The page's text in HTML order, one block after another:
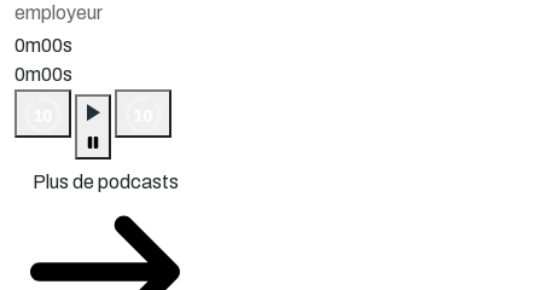
employeur
0m00s
0m00s
Plus de podcasts